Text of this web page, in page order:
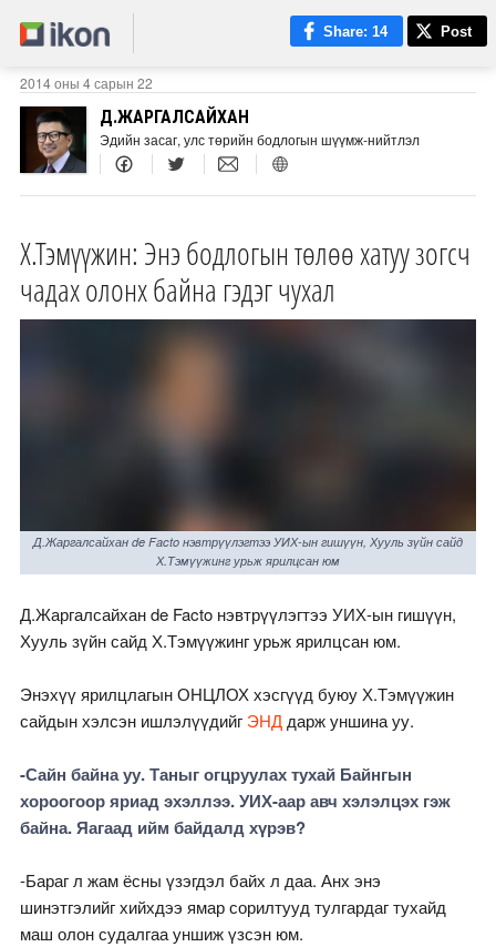
Share: 14 Post
2014 оны 4 сарын 22
Д.ЖАРГАЛСАЙХАН
Эдийн засаг, улс төрийн бодлогын шүүмж-нийтлэл
Х.Тэмүүжин: Энэ бодлогын төлөө хатуу зогсч
чадах олонх байна гэдэг чухал
Д.Жаргалсайхан de Facto нэвтрүүлэгтээ УИХ-ын гишүүн, Хууль зүйн сайд
Х.Тэмүүжинг урьж ярилцсан юм
Д.Жаргалсайхан de Facto нэвтрүүлэгтээ УИХ-ын гишүүн,
Хууль зүйн сайд Х.Тэмүүжинг урьж ярилцсан юм.
Энэхүү ярилцлагын ОНЦЛОХ хэсгүүд буюу Х.Тэмүүжин
сайдын хэлсэн ишлэлүүдийг ЭНДдарж уншина уу.
-Сайн байна уу. Таныг огцруулах тухай Байнгын
хороогоор яриад эхэллээ. УИХ-аар авч хэлэлцэх гэж
байна. Яагаад ийм байдалд хүрэв?
-Бараг л жам ёсны үзэгдэл байх л даа. Анх энэ
шинэтгэлийг хийхдээ ямар сорилтууд тулгардаг тухайд
маш олон судалгаа уншиж үзсэн юм.